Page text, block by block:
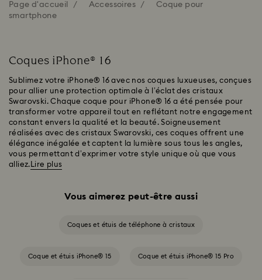
Page d'accueil Accessoires
Coque pour
smartphone
Coques iPhone® 16
Sublimez votre iPhone® 16 avec nos coques luxueuses, conçues
pour allier une protection optimale à l’éclat des cristaux
Swarovski. Chaque coque pour iPhone® 16 a été pensée pour
transformer votre appareil tout en reflétant notre engagement
constant envers la qualité et la beauté. Soigneusement
réalisées avec des cristaux Swarovski, ces coques offrent une
élégance inégalée et captent la lumière sous tous les angles,
vous permettant d’exprimer votre style unique où que vous
alliez. Lire plus
Vous aimerez peut-être aussi
Coques et étuis de téléphone à cristaux
Coque et étuis iPhone® 15 Coque et étuis iPhone® 15 Pro